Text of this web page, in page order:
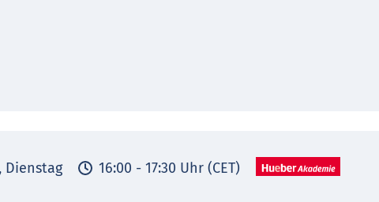
, Dienstag 16:00 - 17:30 Uhr (CET)